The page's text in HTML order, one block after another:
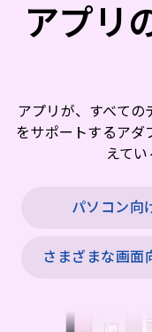
アプリ
アプリが、すべて
をサポートするアダ
えてい
パソコン向